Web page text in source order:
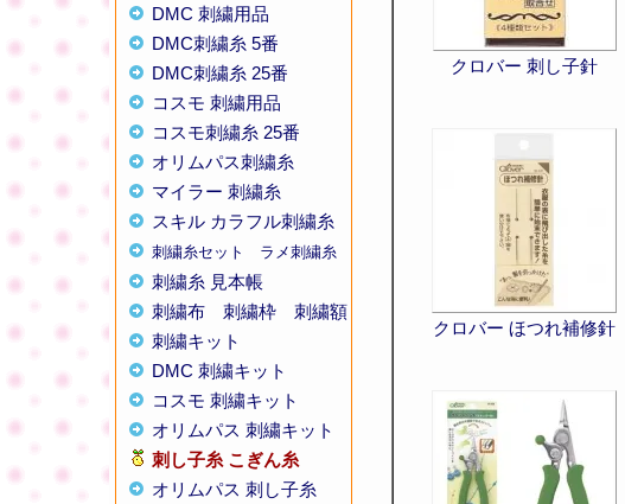
DMC 刺繍用品
DMC刺繍糸 5番
DMC刺繍糸 25番
コスモ 刺繍用品
コスモ刺繍糸 25番
オリムパス刺繍糸
マイラー 刺繍糸
スキル カラフル刺繍糸
刺繍糸セット ラメ刺繍糸
刺繍糸 見本帳
刺繍布
刺繍枠
刺繍額
刺繍キット
DMC 刺繍キット
コスモ 刺繍キット
オリムパス 刺繍キット
刺し子糸 こぎん糸
オリムパス 刺し子糸
クロバー 刺し子針
クロバー ほつれ補修針